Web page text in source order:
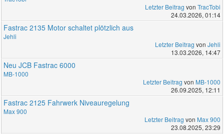
Letzter Beitrag von TracTobi
24.03.2026, 01:14
Fastrac 2135 Motor schaltet plötzlich aus
Jehli
Letzter Beitrag von Jehli
13.03.2026, 14:47
Neu JCB Fastrac 6000
MB-1000
Letzter Beitrag von MB-1000
26.09.2025, 12:11
Fastrac 2125 Fahrwerk Niveauregelung
Max 900
Letzter Beitrag von Max 900
23.08.2025, 23:29